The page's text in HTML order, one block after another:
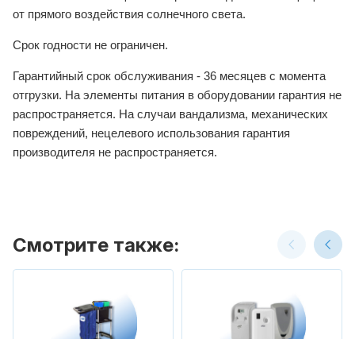
от прямого воздействия солнечного света.
Срок годности не ограничен.
Гарантийный срок обслуживания - 36 месяцев с момента
отгрузки. На элементы питания в оборудовании гарантия не
распространяется. На случаи вандализма, механических
повреждений, нецелевого использования гарантия
производителя не распространяется.
Смотрите также: